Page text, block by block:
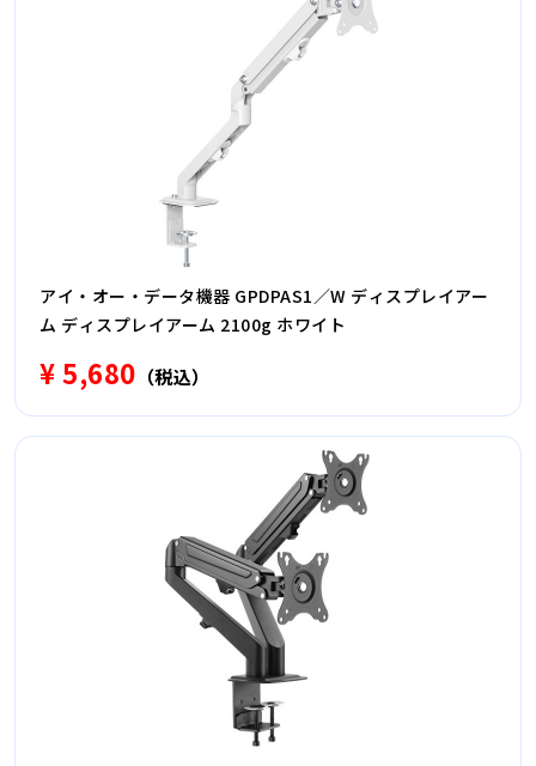
アイ・オー・データ機器 GPDPAS1／W ディスプレイアー
ム ディスプレイアーム 2100g ホワイト
¥ 5,680 （税込）